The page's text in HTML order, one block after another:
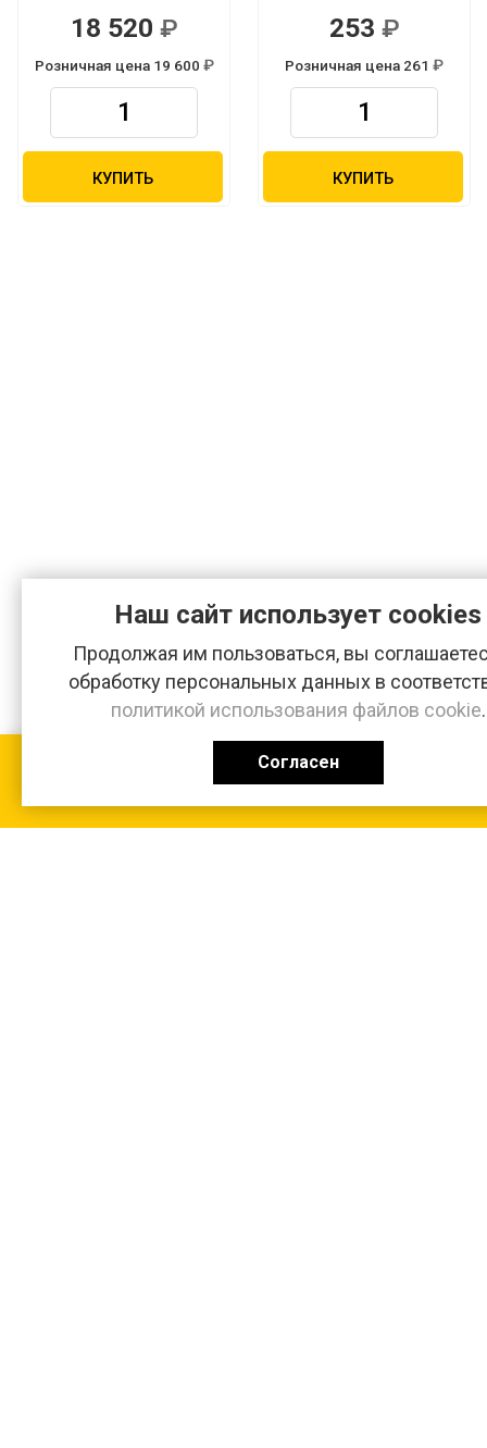
18 520
Розничная цена 19 600
КУПИТЬ
253
Розничная цена 261
КУПИТЬ
Р
Р Р
Наш сайт использует cookies
Продолжая им пользоваться, вы
обработку персональных данных в
политикой использования файлов cookie.
Согласен